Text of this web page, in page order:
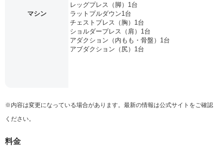
マシン
レッグプレス（脚）1台
ラットプルダウン1台
チェストプレス（胸）1台
ショルダープレス（肩）1台
アダクション（内もも・骨盤）1台
アブダクション（尻）1台
※内容は変更になっている場合があります。最新の情報は公式サイトをご確認
ください。
料金